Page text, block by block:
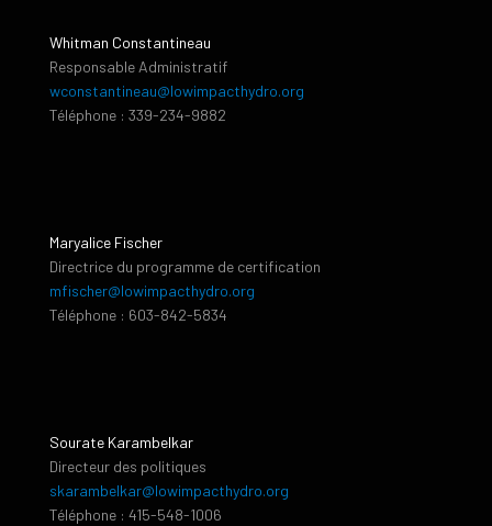
Whitman Constantineau
Responsable Administratif
wconstantineau@lowimpacthydro.org
Téléphone : 339-234-9882
Maryalice Fischer
Directrice du programme de certification
mfischer@lowimpacthydro.org
Téléphone : 603-842-5834
Sourate Karambelkar
Directeur des politiques
skarambelkar@lowimpacthydro.org
Téléphone : 415-548-1006